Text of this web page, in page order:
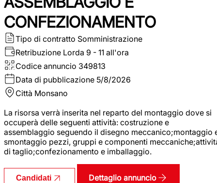
CONFEZIONAMENTO
Tipo di contratto Somministrazione
Retribuzione Lorda 9 - 11 all'ora
Codice annuncio 349813
Data di pubblicazione 5/8/2026
Città Monsano
La risorsa verrà inserita nel reparto del montaggio dove si
occuperà delle seguenti attività: costruzione e
assemblaggio seguendo il disegno meccanico;montaggio
smontaggio pezzi, gruppi e componenti
di taglio;confezionamento e imballaggio.
Candidati Dettaglio annuncio